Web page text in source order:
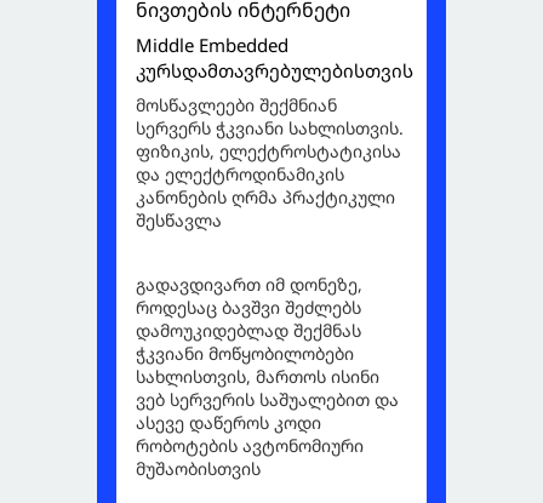
ნივთების ინტერნეტი
მოსწავლეები შექმნიან
სერვერს ჭკვიანი სახლისთვის.
ფიზიკის, ელექტროსტატიკისა
და ელექტროდინამიკის
კანონების ღრმა პრაქტიკული
შესწავლა
Middle Embedded
კურსდამთავრებულებისთვის
გადავდივართ იმ დონეზე,
როდესაც ბავშვი შეძლებს
დამოუკიდებლად შექმნას
ჭკვიანი მოწყობილობები
სახლისთვის, მართოს ისინი
ვებ სერვერის საშუალებით და
ასევე დაწეროს კოდი
რობოტების ავტონომიური
მუშაობისთვის